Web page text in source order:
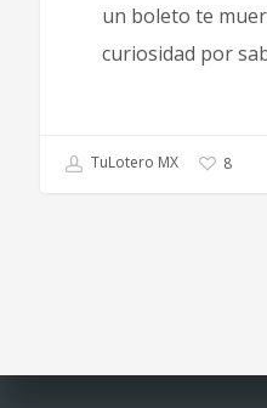
un boleto te
curiosidad por
TuLotero MX 8